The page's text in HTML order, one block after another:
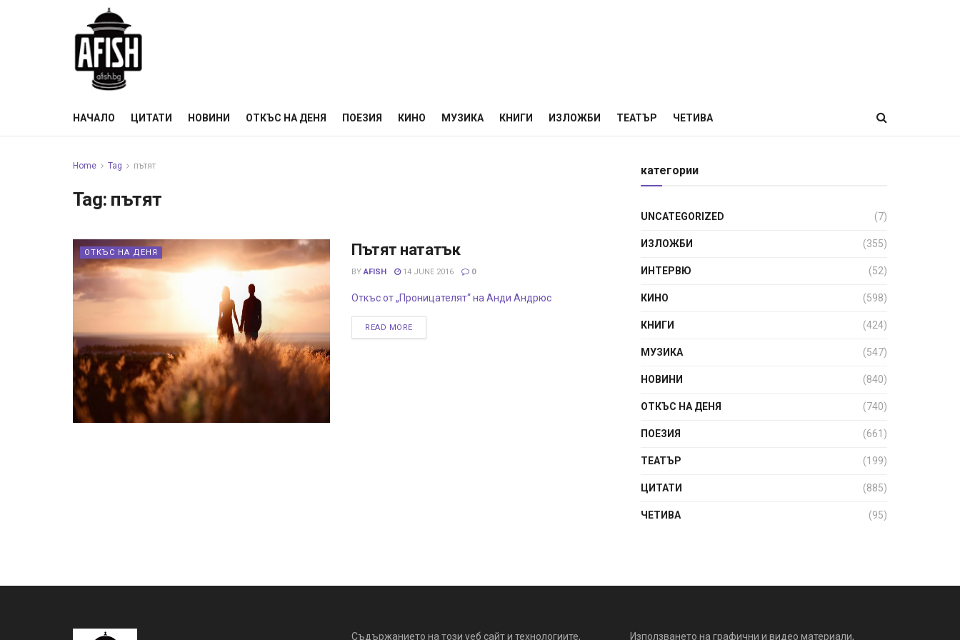
НАЧАЛО ЦИТАТИ НОВИНИ ОТКЪС НА ДЕНЯ ПОЕЗИЯ КИНО МУЗИКА КНИГИ ИЗЛОЖБИ ТЕАТЪР ЧЕТИВА
Home Tag пътят
Tag: пътят
ОТКЪС НА ДЕНЯ Пътят нататък
BY AFISH 14 JUNE 2016 0
Откъс от „Проницателят“ на Анди Андрюс
READ MORE
категории
UNCATEGORIZED (7)
ИЗЛОЖБИ (355)
ИНТЕРВЮ (52)
КИНО (598)
КНИГИ (424)
МУЗИКА (547)
НОВИНИ (840)
ОТКЪС НА ДЕНЯ (740)
ПОЕЗИЯ (661)
ТЕАТЪР (199)
ЦИТАТИ (885)
ЧЕТИВА (95)
Съдържанието на този уеб сайт и технологиите, Използването на графични и видео материали,